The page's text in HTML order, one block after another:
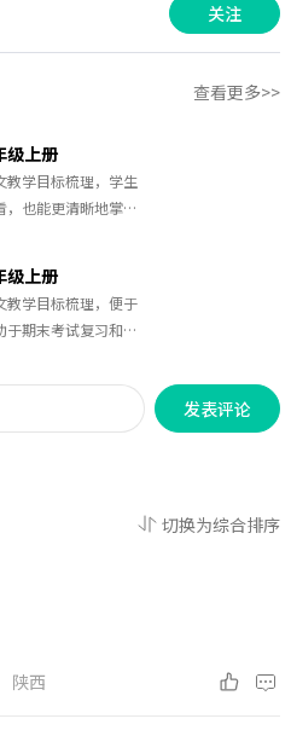
关注
查看更多>>
级上册
教学目标梳理，学生
，也能更清晰地掌握
级上册
教学目标梳理，便于
于期末考试复习和背
发表评论
切换为综合排序
陕西